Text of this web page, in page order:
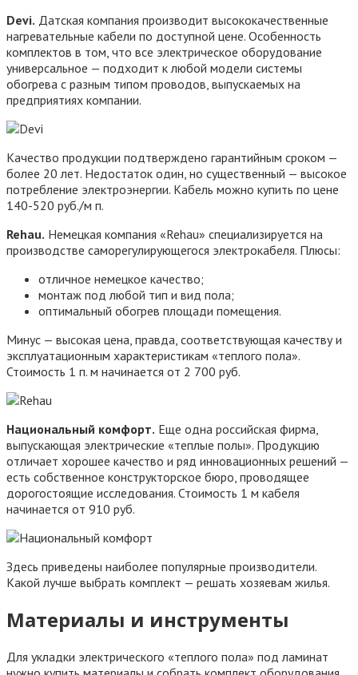
Devi. Датская компания производит высококачественные
нагревательные кабели по доступной цене. Особенность
комплектов в том, что все электрическое оборудование
универсальное — подходит к любой модели системы
обогрева с разным типом проводов, выпускаемых на
предприятиях компании.
Качество продукции подтверждено гарантийным сроком —
более 20 лет. Недостаток один, но существенный — высокое
потребление электроэнергии. Кабель можно купить по цене
140-520 руб./м п.
Rehau. Немецкая компания «Rehau» специализируется на
производстве саморегулирующегося электрокабеля. Плюсы:
отличное немецкое качество;
монтаж под любой тип и вид пола;
оптимальный обогрев площади помещения.
Минус — высокая цена, правда, соответствующая качеству и
эксплуатационным характеристикам «теплого пола».
Стоимость 1 п. м начинается от 2 700 руб.
Национальный комфорт. Еще одна российская фирма,
выпускающая электрические «теплые полы». Продукцию
отличает хорошее качество и ряд инновационных решений —
есть собственное конструкторское бюро, проводящее
дорогостоящие исследования. Стоимость 1 м кабеля
начинается от 910 руб.
Здесь приведены наиболее популярные производители.
Какой лучше выбрать комплект — решать хозяевам жилья.
Материалы и инструменты
Для укладки электрического «теплого пола» под ламинат